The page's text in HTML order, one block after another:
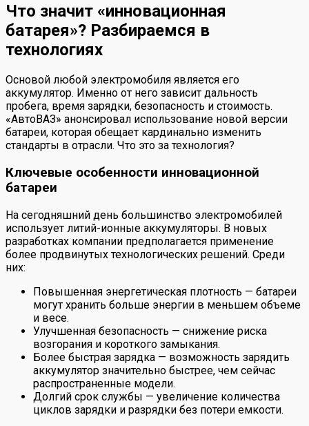
Что значит «инновационная
батарея»? Разбираемся в
технологиях
Основой любой электромобиля является его
аккумулятор. Именно от него зависит дальность
пробега, время зарядки, безопасность и стоимость.
«АвтоВАЗ» анонсировал использование новой версии
батареи, которая обещает кардинально изменить
стандарты в отрасли. Что это за технология?
Ключевые особенности инновационной
батареи
На сегодняшний день большинство электромобилей
использует литий-ионные аккумуляторы. В новых
разработках компании предполагается применение
более продвинутых технологических решений. Среди
них:
Повышенная энергетическая плотность — батареи
могут хранить больше энергии в меньшем объеме
и весе.
Улучшенная безопасность — снижение риска
возгорания и короткого замыкания.
Более быстрая зарядка — возможность зарядить
аккумулятор значительно быстрее, чем сейчас
распространенные модели.
Долгий срок службы — увеличение количества
циклов зарядки и разрядки без потери емкости.